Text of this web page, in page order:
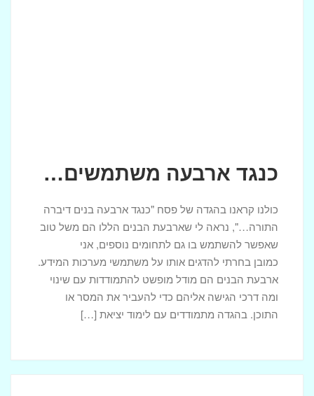
כנגד ארבעה משתמשים…
כולנו קראנו בהגדה של פסח "כנגד ארבעה בנים דיברה
התורה…", נראה לי שארבעת הבנים הללו הם משל טוב
שאפשר להשתמש בו גם לתחומים נוספים, אני
כמובן בחרתי להדגים אותו על משתמשי מערכות המידע.
ארבעת הבנים הם מודל מופשט להתמודדות עם שינוי
ומה דרכי הגישה אליהם כדי להעביר את המסר או
התוכן. בהגדה מתמודדים עם לימוד יציאת […]